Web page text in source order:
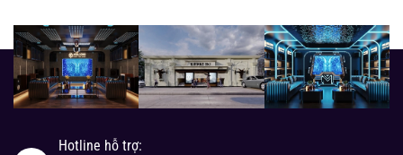
Hotline hỗ trợ: